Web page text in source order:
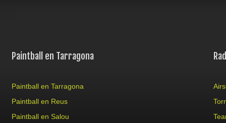
Paintball en Tarragona
Paintball en Tarragona
Paintball en Reus
Paintball en Salou